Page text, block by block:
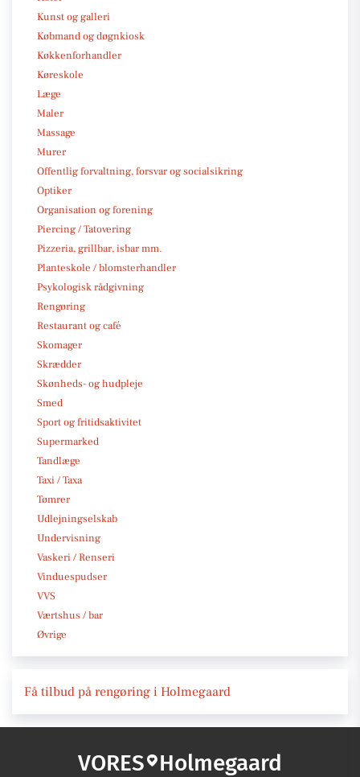
Kunst og galleri
Købmand og døgnkiosk
Køkkenforhandler
Køreskole
Læge
Maler
Massage
Murer
Offentlig forvaltning, forsvar og socialsikring
Optiker
Organisation og forening
Piercing / Tatovering
Pizzeria, grillbar, isbar mm.
Planteskole / blomsterhandler
Psykologisk rådgivning
Rengøring
Restaurant og café
Skomager
Skrædder
Skønheds- og hudpleje
Smed
Sport og fritidsaktivitet
Supermarked
Tandlæge
Taxi / Taxa
Tømrer
Udlejningselskab
Undervisning
Vaskeri / Renseri
Vinduespudser
VVS
Værtshus / bar
Øvrige
Få tilbud på rengøring i Holmegaard
VORES Holmegaard